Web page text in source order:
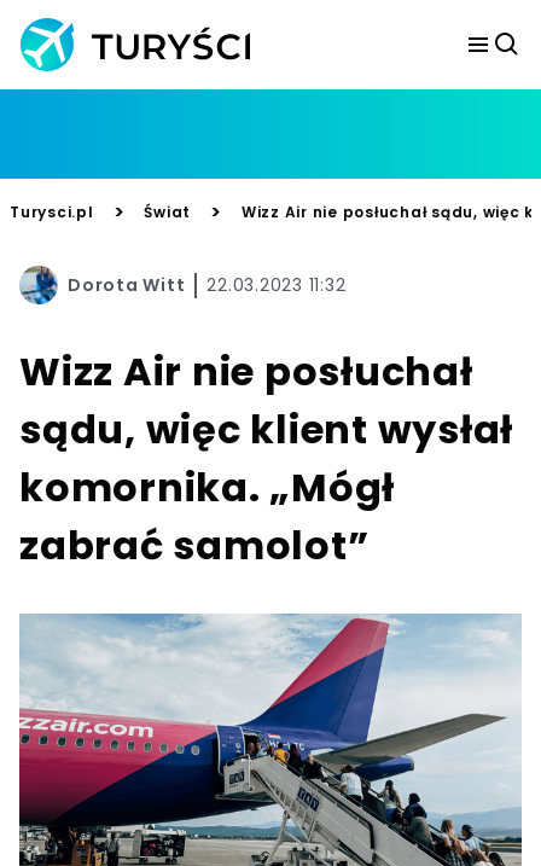
Turysci.pl > Świat > Wizz Air nie posłuchał sądu, więc
Dorota Witt 22.03.2023 11:32
Wizz Air nie posłuchał
sądu, więc klient wysłał
komornika. „Mógł
zabrać samolot”